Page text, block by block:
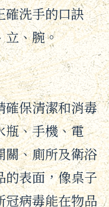
確洗手的口訣
立、腕。
確保清潔和消毒
瓶、手機、電
關、廁所及衛浴
的表面，像桌子
冠病毒能在物品